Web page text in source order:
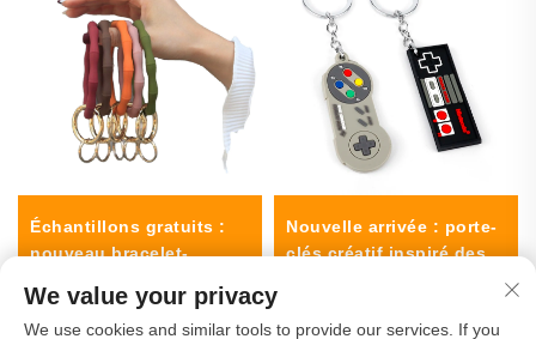
Échantillons gratuits :
nouveau bracelet-
silicone rond, en acier
inoxydable, avec
Nouvelle arrivée : porte-
clés créatif inspiré des
caoutchouc
We value your privacy
We use cookies and similar tools to provide our services. If you